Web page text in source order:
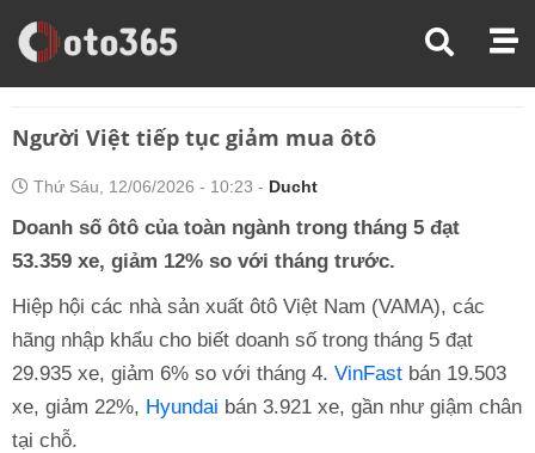
Trang Chủ
Thị Trường Xe
Người Việt tiếp tục giảm mua ôtô
Thứ Sáu, 12/06/2026 - 10:23 - Ducht
Doanh số ôtô của toàn ngành trong tháng 5 đạt
53.359 xe, giảm 12% so với tháng trước.
Hiệp hội các nhà sản xuất ôtô Việt Nam (VAMA), các
hãng nhập khẩu cho biết doanh số trong tháng 5 đạt
29.935 xe, giảm 6% so với tháng 4. VinFast bán 19.503
xe, giảm 22%, Hyundai bán 3.921 xe, gần như giậm chân
tại chỗ.